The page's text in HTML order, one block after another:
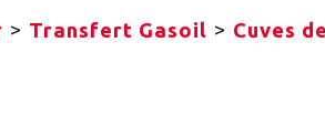
> Transfert Gasoil > Cuves